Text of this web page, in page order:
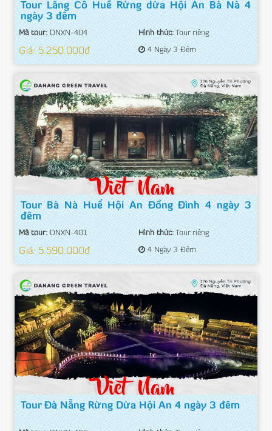
Tour Lăng Cô Huế Rừng dừa Hội An Bà Nà 4
ngày 3 đêm
Mã tour:DNXN-404 Hình thức:Tour riêng
Giá: 5.250.000đ 4 Ngày 3 Đêm
Tour Bà Nà Huế Hội An Đồng Đình 4 ngày 3
đêm
Mã tour:DNXN-401 Hình thức:Tour riêng
Giá: 5.590.000đ 4 Ngày 3 Đêm
Tour Đà Nẵng Rừng Dừa Hội An 4 ngày 3 đêm